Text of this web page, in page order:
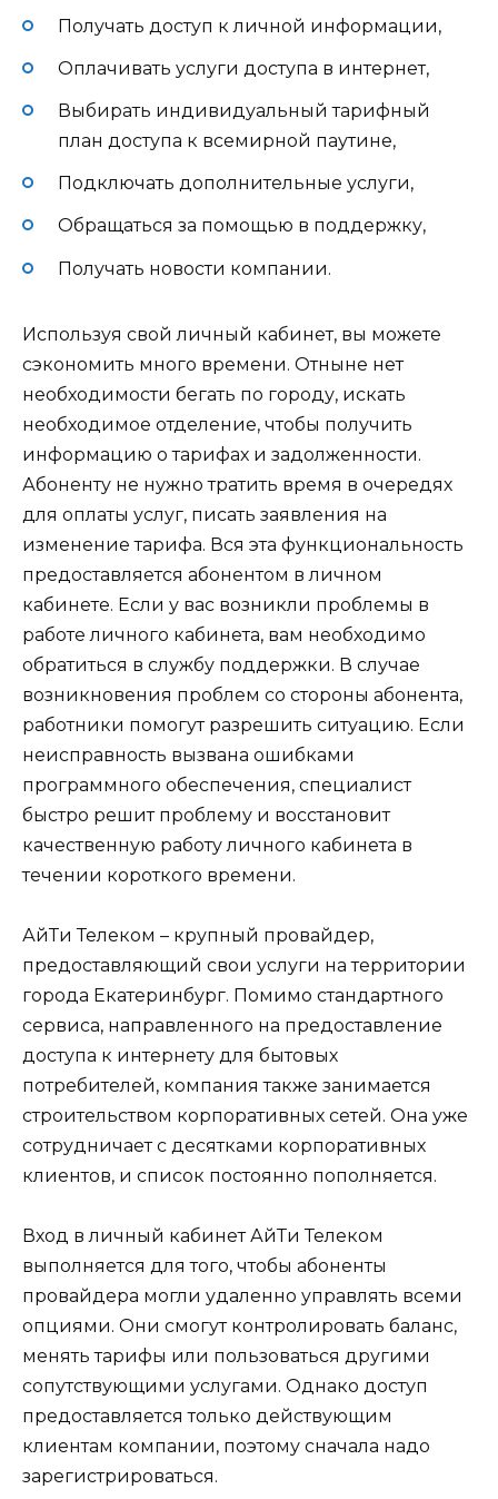
Получать доступ к личной информации,
Оплачивать услуги доступа в интернет,
Выбирать индивидуальный тарифный
план доступа к всемирной паутине,
Подключать дополнительные услуги,
Обращаться за помощью в поддержку,
Получать новости компании.
Используя свой личный кабинет, вы можете
сэкономить много времени. Отныне нет
необходимости бегать по городу, искать
необходимое отделение, чтобы получить
информацию о тарифах и задолженности.
Абоненту не нужно тратить время в очередях
для оплаты услуг, писать заявления на
изменение тарифа. Вся эта функциональность
предоставляется абонентом в личном
кабинете. Если у вас возникли проблемы в
работе личного кабинета, вам необходимо
обратиться в службу поддержки. В случае
возникновения проблем со стороны абонента,
работники помогут разрешить ситуацию. Если
неисправность вызвана ошибками
программного обеспечения, специалист
быстро решит проблему и восстановит
качественную работу личного кабинета в
течении короткого времени.
АйТи Телеком – крупный провайдер,
предоставляющий свои услуги на территории
города Екатеринбург. Помимо стандартного
сервиса, направленного на предоставление
доступа к интернету для бытовых
потребителей, компания также занимается
строительством корпоративных сетей. Она уже
сотрудничает с десятками корпоративных
клиентов, и список постоянно пополняется.
Вход в личный кабинет АйТи Телеком
выполняется для того, чтобы абоненты
провайдера могли удаленно управлять всеми
опциями. Они смогут контролировать баланс,
менять тарифы или пользоваться другими
сопутствующими услугами. Однако доступ
предоставляется только действующим
клиентам компании, поэтому сначала надо
зарегистрироваться.